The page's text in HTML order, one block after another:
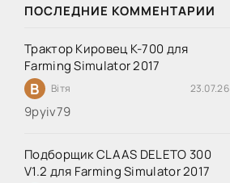
ПОСЛЕДНИЕ КОММЕНТАРИИ
Трактор Кировец К-700 для
Farming Simulator 2017
В Вітя 23.07.26
9руіv79
Подборщик CLAAS DELETO 300
V1.2 для Farming Simulator 2017